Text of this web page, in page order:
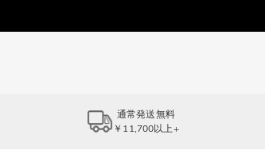
通常発送無料
￥11,700以上+